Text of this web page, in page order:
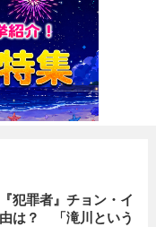
犯罪者』チョン・イ
は？ 「滝川という